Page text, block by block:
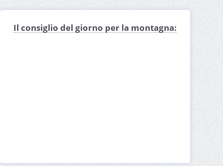
Il consiglio del giorno per la montagna: